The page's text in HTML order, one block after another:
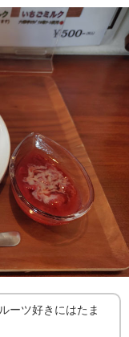
ーツ好きにはたま